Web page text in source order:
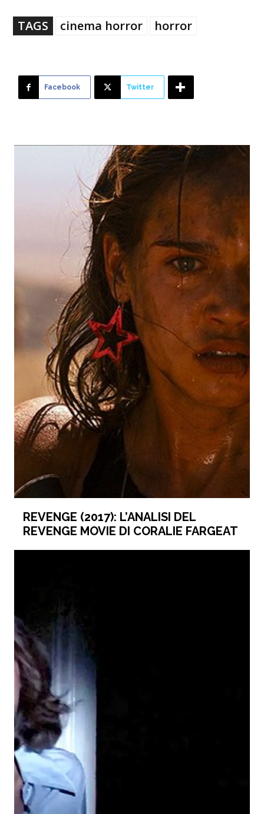
TAGS cinema horror horror
Facebook Twitter
REVENGE (2017): L’ANALISI DEL
REVENGE MOVIE DI CORALIE FARGEAT